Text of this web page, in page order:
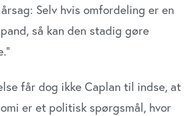
Selv hvis omfordeling er en
så kan den stadig gøre
får dog ikke Caplan til indse, at
er et politisk spørgsmål, hvor